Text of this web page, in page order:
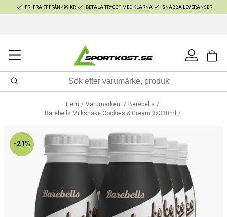
FRI FRAKT FRÅN 499 KR BETALA TRYGGT MED KLARNA SNABBA LEVERANSER
Hem Varumärken
Barebells
Barebells Milkshake Cookies & Cream 8x330ml
-21%